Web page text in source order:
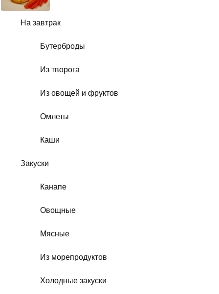
На завтрак
Бутерброды
Из творога
Из овощей и фруктов
Омлеты
Каши
Закуски
Канапе
Овощные
Мясные
Из морепродуктов
Холодные закуски